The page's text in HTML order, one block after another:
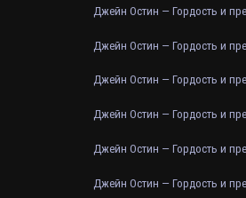
Джейн Остин — Гордость и
Джейн Остин — Гордость и
Джейн Остин — Гордость и
Джейн Остин — Гордость и
Джейн Остин — Гордость и
Джейн Остин — Гордость и